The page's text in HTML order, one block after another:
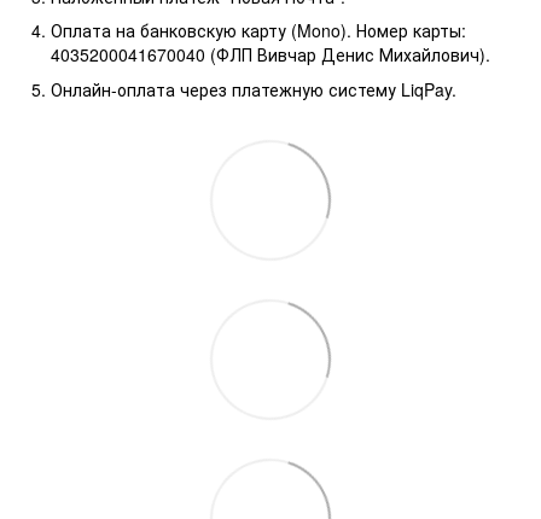
Оплата на банковскую карту (Mono). Номер карты:
4035200041670040 (ФЛП Вивчар Денис Михайлович).
Онлайн-оплата через платежную систему LiqPay.